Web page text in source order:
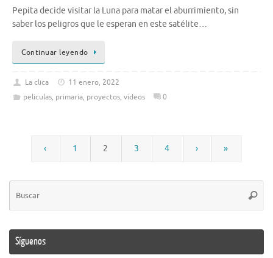
Pepita decide visitar la Luna para matar el aburrimiento, sin
saber los peligros que le esperan en este satélite…
Continuar leyendo
La clica
11 enero, 2022
peliculas, primaria, proyectos, videos 0
‹ 1 2 3 4 › »
Síguenos